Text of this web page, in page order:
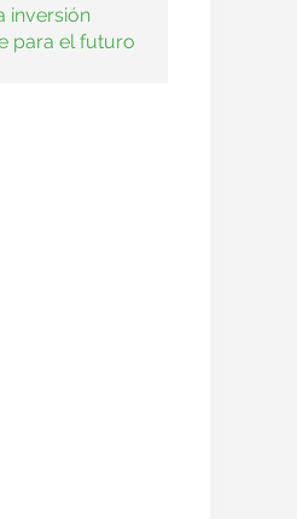
inversión
para el futuro